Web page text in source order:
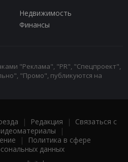
Недвижимость
Финансы
"Реклама", "PR", "Спецпроект",
"Промо", публикуются на
| Редакция | Связаться с
|
|
Политика в сфере
данных